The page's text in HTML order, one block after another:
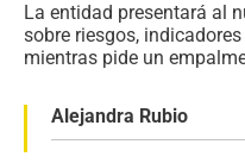
La entidad presentará al
sobre riesgos,
mientras pide un
Alejandra Rubio